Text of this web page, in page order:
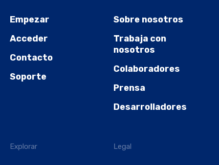
Empezar
Acceder
Contacto
Soporte
Sobre nosotros
Trabaja con
nosotros
Colaboradores
Prensa
Desarrolladores
Explorar Legal